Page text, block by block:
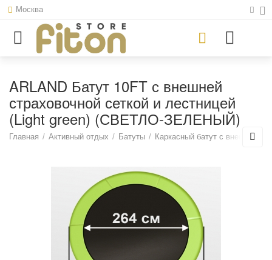
Москва
ARLAND Батут 10FT с внешней
страховочной сеткой и лестницей
(Light green) (СВЕТЛО-ЗЕЛЕНЫЙ)
Главная / Активный отдых / Батуты / Каркасный батут с внешней